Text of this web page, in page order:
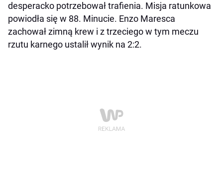
desperacko potrzebował trafienia. Misja ratunkowa
powiodła się w 88. Minucie. Enzo Maresca
zachował zimną krew i z trzeciego w tym meczu
rzutu karnego ustalił wynik na 2:2.